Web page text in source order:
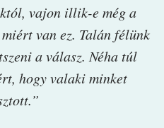
vajon illik-e még a
van ez. Talán félünk
a válasz. Néha túl
hogy valaki minket